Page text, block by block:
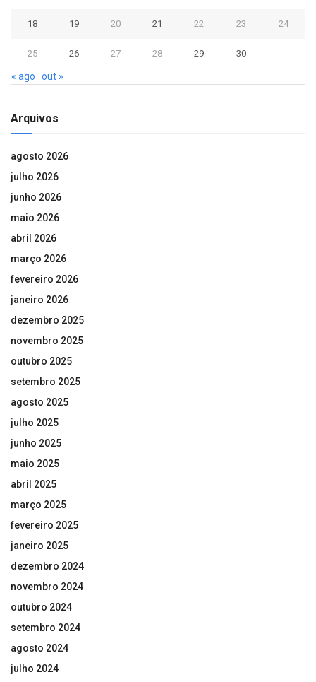
18 19 20 21 22 23 24
25 26 27 28 29 30
« ago out »
Arquivos
agosto 2026
julho 2026
junho 2026
maio 2026
abril 2026
março 2026
fevereiro 2026
janeiro 2026
dezembro 2025
novembro 2025
outubro 2025
setembro 2025
agosto 2025
julho 2025
junho 2025
maio 2025
abril 2025
março 2025
fevereiro 2025
janeiro 2025
dezembro 2024
novembro 2024
outubro 2024
setembro 2024
agosto 2024
julho 2024